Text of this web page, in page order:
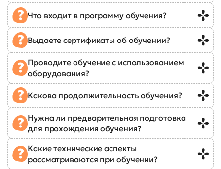
Что входит в программу обучения?
Выдаете сертификаты об обучении?
Проводите обучение с использованием
оборудования?
Какова продолжительность обучения?
Нужна ли предварительная подготовка
для прохождения обучения?
Какие технические аспекты
рассматриваются при обучении?